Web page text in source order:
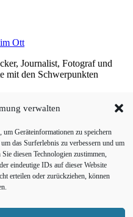
Journalist, Fotograf und
mit den Schwerpunkten
verwalten
Geräteinformationen zu speichern
das Surferlebnis zu verbessern und um
diesen Technologien zustimmen,
eindeutige IDs auf dieser Website
erteilen oder zurückziehen, können